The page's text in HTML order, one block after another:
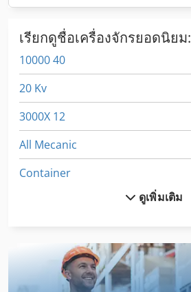
เรียกดูชื่อเครื่องจักรยอดนิยม:
10000 40
20 Kv
3000X 12
All Mecanic
Container
Frm D Midi
Hpp 11
ดูเพิ่มเติม